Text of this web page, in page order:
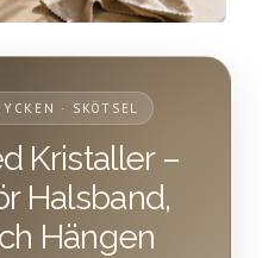
· SKÖTSEL
Kristaller –
Halsband,
Hängen